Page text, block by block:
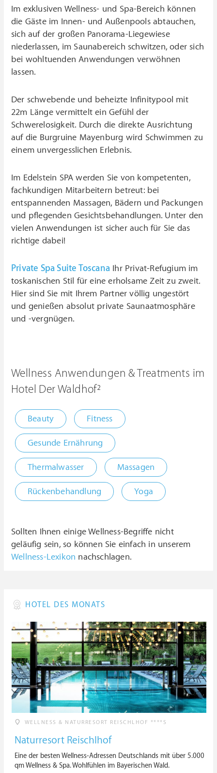
Im exklusiven Wellness- und Spa-Bereich können
die Gäste im Innen- und Außenpools abtauchen,
sich auf der großen Panorama-Liegewiese
niederlassen, im Saunabereich schwitzen, oder sich
bei wohltuenden Anwendungen verwöhnen
lassen.
Der schwebende und beheizte Infinitypool mit
22m Länge vermittelt ein Gefühl der
Schwerelosigkeit. Durch die direkte Ausrichtung
auf die Burgruine Mayenburg wird Schwimmen zu
einem unvergesslichen Erlebnis.
Im Edelstein SPA werden Sie von kompetenten,
fachkundigen Mitarbeitern betreut: bei
entspannenden Massagen, Bädern und Packungen
und pflegenden Gesichtsbehandlungen. Unter den
vielen Anwendungen ist sicher auch für Sie das
richtige dabei!
Private Spa Suite Toscana Ihr Privat-Refugium im
toskanischen Stil für eine erholsame Zeit zu zweit.
Hier sind Sie mit Ihrem Partner völlig ungestört
und genießen absolut private Saunaatmosphäre
und -vergnügen.
Wellness Anwendungen & Treatments im
Hotel Der Waldhof²
Beauty Fitness
Gesunde Ernährung
Thermalwasser Massagen
Rückenbehandlung Yoga
Sollten Ihnen einige Wellness-Begriffe nicht
geläufig sein, so können Sie einfach in unserem
Wellness-Lexikon nachschlagen.
HOTEL DES MONATS
WELLNESS & NATURRESORT REISCHLHOF ****S
Naturresort Reischlhof
Eine der besten Wellness-Adressen Deutschlands mit über 5.000
qm Wellness & Spa. Wohlfühlen im Bayerischen Wald.